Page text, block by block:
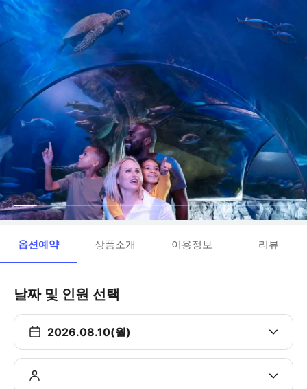
옵션예약 상품소개 이용정보 리뷰
날짜 및 인원 선택
2026.08.10(월)